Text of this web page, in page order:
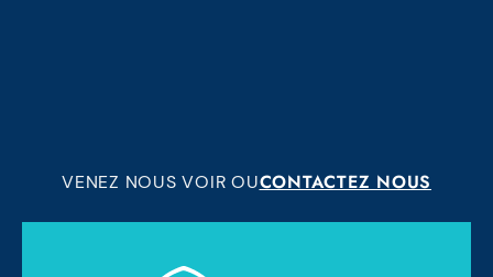
VENEZ NOUS VOIR OUCONTACTEZ NOUS